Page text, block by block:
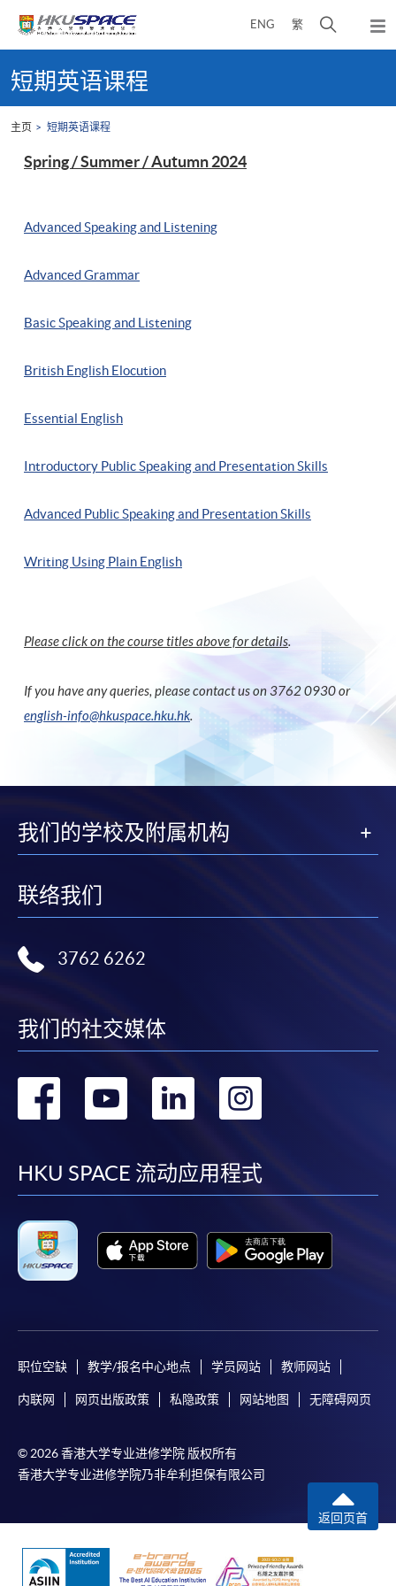
ENG 繁
开
弹
出
单
content
start短期英语课程
主页 短期英语课程
Spring / Summer / Autumn 2024
Advanced Speaking and Listening
Advanced Grammar
Basic Speaking and Listening
British English Elocution
Essential English
Introductory Public Speaking and Presentation Skills
Advanced Public Speaking and Presentation Skills
Writing Using Plain English
Please click on the course titles above for details.
If you have any queries, please contact us on 3762 0930 or
english-info@hkuspace.hku.hk.
我们的学校及附属机构
联络我们
3762 6262
我们的社交媒体
转
facebook
转
youtube
转
linkedin
转
HKU SPACE 流动应用程式
职位空缺 教学/报名中心地点 学员网站 教师网站
内联网 网页出版政策 私隐政策 网站地图 无障碍网页
© 2026 香港大学专业进修学院 版权所有
香港大学专业进修学院乃非牟利担保有限公司
返回页首